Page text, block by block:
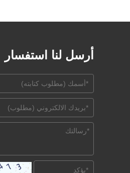
أرسل لنا استفسار